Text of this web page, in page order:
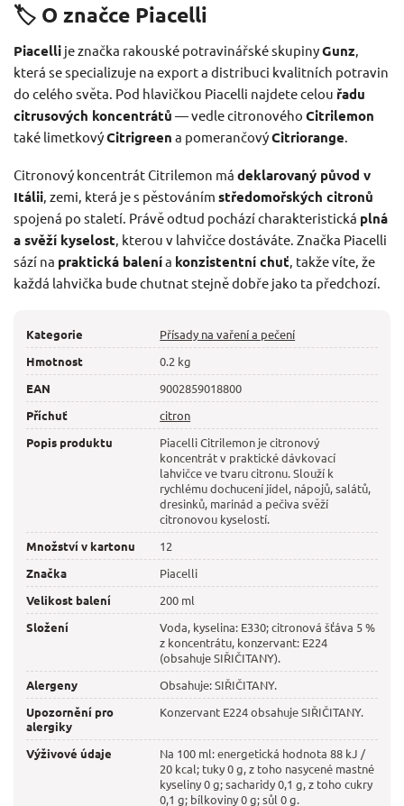
🏷️ O značce Piacelli
Piacelli je značka rakouské potravinářské skupinyGunz
která se specializuje na export a distribuci kvalitních potravin
do celého světa. Pod hlavičkou Piacelli najdete celou řadu
citrusových koncentrátů — vedle citronového Citrilemon
také limetkovýCitrigreen a pomerančovýCitriorange
Citronový koncentrát Citrilemon má deklarovaný původ v
Itálii , zemi, která je s pěstováním středomořských citronů
spojená po staletí. Právě odtud pochází charakteristická plná
a svěží kyselost , kterou v lahvičce dostáváte. Značka Piacelli
sází na praktická balenía konzistentní chuť , takže víte, že
každá lahvička bude chutnat stejně dobře jako ta předchozí.
Kategorie
Přísady na vaření a pečení
Hmotnost
0.2 kg
EAN
9002859018800
Příchuť
citron
Popis produktu
Piacelli Citrilemon je citronový
koncentrát v praktické dávkovací
lahvičce ve tvaru citronu. Slouží k
rychlému dochucení jídel, nápojů, salátů,
dresinků, marinád a pečiva svěží
citronovou kyselostí.
Množství v kartonu
12
Značka
Piacelli
Velikost balení
200 ml
Složení
Voda, kyselina: E330; citronová šťáva 5 %
z koncentrátu, konzervant: E224
(obsahuje SIŘIČITANY).
Alergeny
Obsahuje: SIŘIČITANY.
Upozornění pro
alergiky
Konzervant E224 obsahuje SIŘIČITANY.
Výživové údaje
Na 100 ml: energetická hodnota 88 kJ /
20 kcal; tuky 0 g, z toho nasycené mastné
kyseliny 0 g; sacharidy 0,1 g, z toho cukry
0,1 g; bílkoviny 0 g; sůl 0 g.